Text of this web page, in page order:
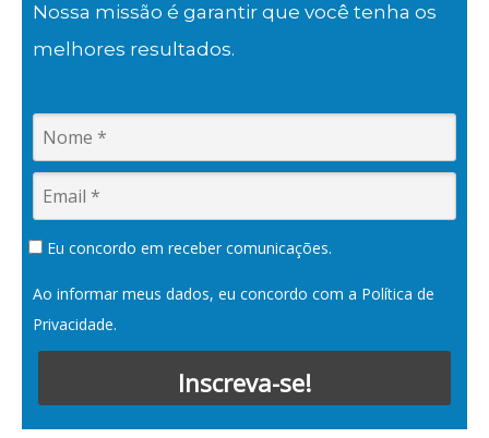
Nossa missão é garantir que você tenha os
melhores resultados.
Eu concordo em receber comunicações.
Ao informar meus dados, eu concordo com a Política de
Privacidade.
Inscreva-se!